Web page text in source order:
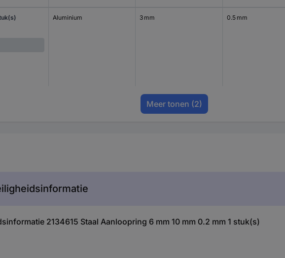
Aluminium 3 mm 0.5 mm
Meer tonen (2)
2134615 Staal Aanloopring 6 mm 10 mm 0.2 mm 1 stuk(s)